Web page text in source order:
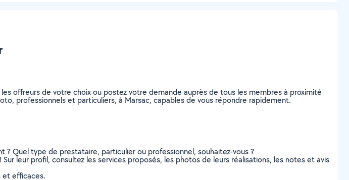
offreurs de votre choix ou postez votre demande auprès de tous les membres à proximité
professionnels et particuliers, à Marsac, capables de vous répondre rapidement.
? Quel type de prestataire, particulier ou professionnel, souhaitez-vous ?
leur profil, consultez les services proposés, les photos de leurs réalisations, les notes et avis
et efficaces.